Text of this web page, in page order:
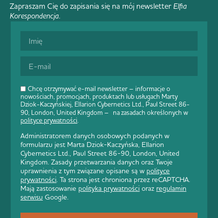
Chcę otrzymywać e-mail newsletter – informacje o
nowościach, promocjach, produktach lub usługach Marty
Dziok-Kaczyńskiej, Ellarion Cybernetics Ltd., Paul Street 86-
90, London, United Kingdom – na zasadach określonych w
polityce prywatności.
Administratorem danych osobowych podanych w
formularzu jest Marta Dziok-Kaczyńska, Ellarion
Cybernetics Ltd., Paul Street 86-90, London, United
Kingdom. Zasady przetwarzania danych oraz Twoje
uprawnienia z tym związane opisane są w polityce
prywatności. Ta strona jest chroniona przez reCAPTCHA.
Mają zastosowanie polityka prywatności oraz regulamin
serwisu Google.
Zapraszam Cię do zapisania się na mój newsletter Elfia
Korespondencja.